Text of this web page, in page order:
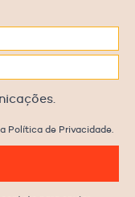
Política de Privacidade.